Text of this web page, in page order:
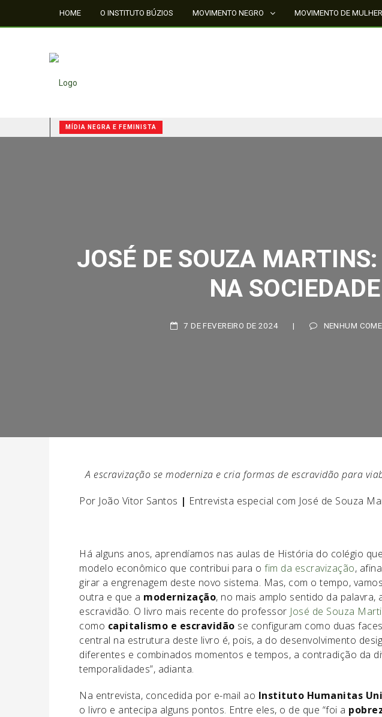
HOME O INSTITUTO BÚZIOS MOVIMENTO NEGRO MOVIMENTO DE
MÍDIA NEGRA E FEMINISTA
JOSÉ DE SOUZA
NA
A escravização se moderniza e cria formas de escravidão para
Por João Vitor Santos | Entrevista especial com José de Souza
Há alguns anos, aprendíamos nas aulas de História do colégio
modelo econômico que contribui para o fim da escravização,
girar a engrenagem deste novo sistema. Mas, com o tempo,
outra e que a modernização, no mais amplo sentido da palavra,
escravidão. O livro mais recente do professor José de Souza
como capitalismo e escravidão se configuram como duas
central na estrutura deste livro é, pois, a do desenvolvimento
diferentes e combinados momentos e tempos, a contradição da
temporalidades”, adianta.
Na entrevista, concedida por e-mail ao Instituto Humanitas
o livro e antecipa alguns pontos. Entre eles, o de que “foi a